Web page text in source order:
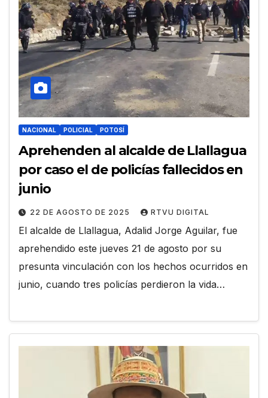
NACIONAL POLICIAL POTOSÍ
Aprehenden al alcalde de Llallagua
por caso el de policías fallecidos en
junio
22 DE AGOSTO DE 2025 RTVU DIGITAL
El alcalde de Llallagua, Adalid Jorge Aguilar, fue
aprehendido este jueves 21 de agosto por su
presunta vinculación con los hechos ocurridos en
junio, cuando tres policías perdieron la vida…